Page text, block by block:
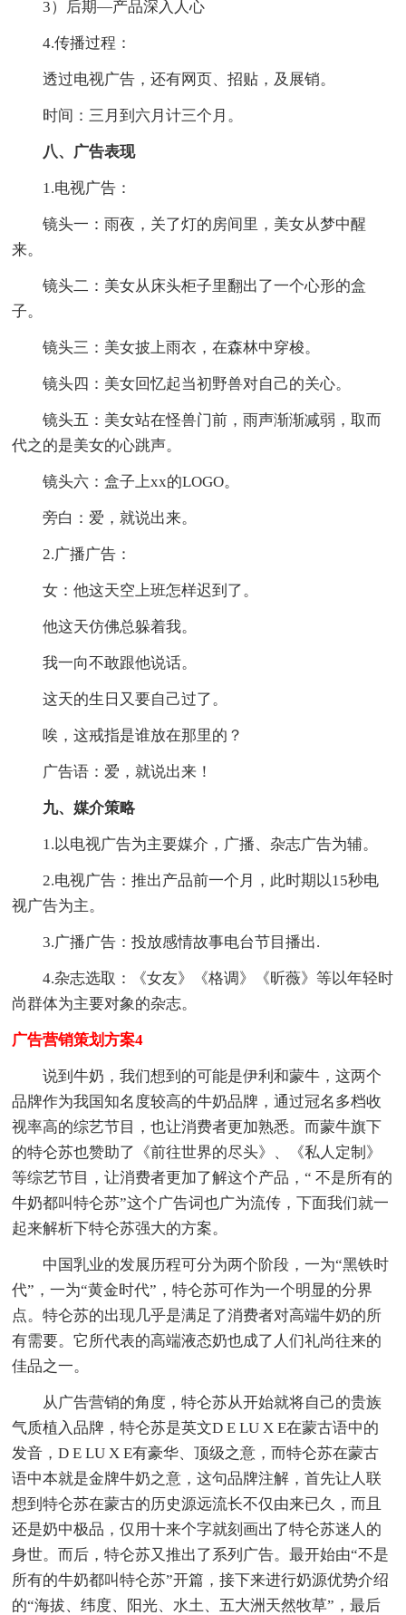
3）后期—产品深入人心
4.传播过程：
透过电视广告，还有网页、招贴，及展销。
时间：三月到六月计三个月。
八、广告表现
1.电视广告：
镜头一：雨夜，关了灯的房间里，美女从梦中醒
来。
镜头二：美女从床头柜子里翻出了一个心形的盒
子。
镜头三：美女披上雨衣，在森林中穿梭。
镜头四：美女回忆起当初野兽对自己的关心。
镜头五：美女站在怪兽门前，雨声渐渐减弱，取而
代之的是美女的心跳声。
镜头六：盒子上xx的LOGO。
旁白：爱，就说出来。
2.广播广告：
女：他这天空上班怎样迟到了。
他这天仿佛总躲着我。
我一向不敢跟他说话。
这天的生日又要自己过了。
唉，这戒指是谁放在那里的？
广告语：爱，就说出来！
九、媒介策略
1.以电视广告为主要媒介，广播、杂志广告为辅。
2.电视广告：推出产品前一个月，此时期以15秒电
视广告为主。
3.广播广告：投放感情故事电台节目播出.
4.杂志选取：《女友》《格调》《昕薇》等以年轻时
尚群体为主要对象的杂志。
广告营销策划方案4
说到牛奶，我们想到的可能是伊利和蒙牛，这两个
品牌作为我国知名度较高的牛奶品牌，通过冠名多档收
视率高的综艺节目，也让消费者更加熟悉。而蒙牛旗下
的特仑苏也赞助了《前往世界的尽头》、《私人定制》
等综艺节目，让消费者更加了解这个产品，“ 不是所有的
牛奶都叫特仑苏”这个广告词也广为流传，下面我们就一
起来解析下特仑苏强大的方案。
中国乳业的发展历程可分为两个阶段，一为“黑铁时
代”，一为“黄金时代”，特仑苏可作为一个明显的分界
点。特仑苏的出现几乎是满足了消费者对高端牛奶的所
有需要。它所代表的高端液态奶也成了人们礼尚往来的
佳品之一。
从广告营销的角度，特仑苏从开始就将自己的贵族
气质植入品牌，特仑苏是英文D E LU X E在蒙古语中的
发音，D E LU X E有豪华、顶级之意，而特仑苏在蒙古
语中本就是金牌牛奶之意，这句品牌注解，首先让人联
想到特仑苏在蒙古的历史源远流长不仅由来已久，而且
还是奶中极品，仅用十来个字就刻画出了特仑苏迷人的
身世。而后，特仑苏又推出了系列广告。最开始由“不是
所有的牛奶都叫特仑苏”开篇，接下来进行奶源优势介绍
的“海拔、纬度、阳光、水土、五大洲天然牧草”，最后